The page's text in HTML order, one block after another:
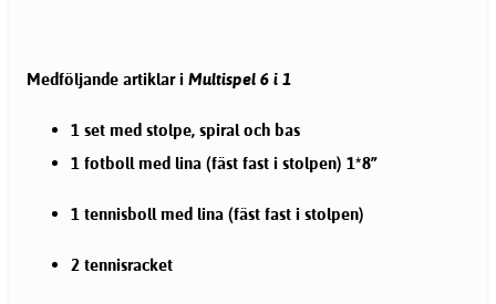
Medföljande artiklar i Multispel 6 i 1
1 set med stolpe, spiral och bas
1 fotboll med lina (fäst fast i stolpen) 1*8”
1 tennisboll med lina (fäst fast i stolpen)
2 tennisracket